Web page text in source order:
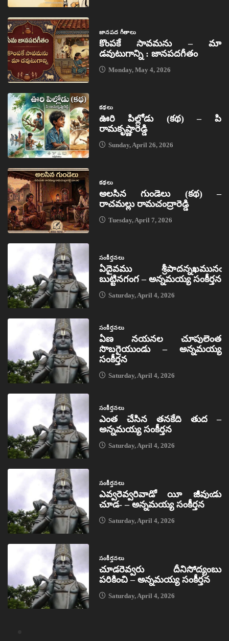
జానపద గీతాలు
కొంపకే సావమను – మా
డవుటుగాన్ని : జానపదగీతం
Monday, May 4, 2026
కథలు
ఊరి పిల్లోడు (కథ) – పి
రామకృష్ణారెడ్డి
Sunday, April 26, 2026
కథలు
అలసిన గుండెలు (కథ) –
రాచమల్లు రామచంద్రారెడ్డి
Tuesday, April 7, 2026
సంకీర్తనలు
ఏదైవము శ్రీపాదన్నఖమునఁ
బుట్టినగంగ – అన్నమయ్య సంకీర్తన
Saturday, April 4, 2026
సంకీర్తనలు
ఏణ నయనల చూపులెంత
సొబగైయుండు – అన్నమయ్య
సంకీర్తన
Saturday, April 4, 2026
సంకీర్తనలు
ఎంత చేసిన తనకేది తుద –
అన్నమయ్య సంకీర్తన
Saturday, April 4, 2026
సంకీర్తనలు
ఎవ్వరెవ్వరివాడో యీ జీవుఁడు
చూడ- – అన్నమయ్య సంకీర్తన
Saturday, April 4, 2026
సంకీర్తనలు
చూడరెవ్వరు దీనిసోద్యంబు
పరికించి – అన్నమయ్య సంకీర్తన
Saturday, April 4, 2026